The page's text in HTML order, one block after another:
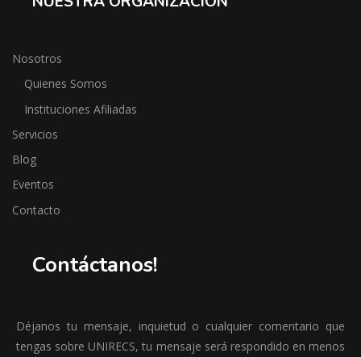
Nosotros
Quienes Somos
Instituciones Afiliadas
Servicios
Blog
Eventos
Contacto
Contáctanos!
Déjanos tu mensaje, inquietud o cualquier comentario que
tengas sobre UNIRECS, tu mensaje será respondido en menos